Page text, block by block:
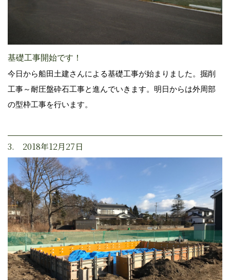
基礎工事開始です！
今日から船田土建さんによる基礎工事が始まりました。掘削
工事～耐圧盤砕石工事と進んでいきます。明日からは外周部
の型枠工事を行います。
3. 2018年12月27日